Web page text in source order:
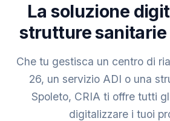
La soluzione
strutture sanitarie
Che tu gestisca un centro di
26, un servizio ADI o una
Spoleto, CRIA ti offre tutti
digitalizzare i tuoi